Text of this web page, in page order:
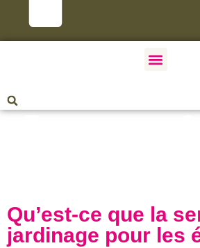
Jour :
Qu’est-ce que la
jardinage pour les